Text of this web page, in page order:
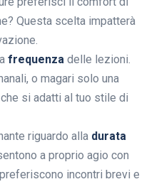
Questa scelta impatterà
frequenza delle lezioni.
o magari solo una
si adatti al tuo stile di
riguardo alla durata
a proprio agio con
incontri brevi e